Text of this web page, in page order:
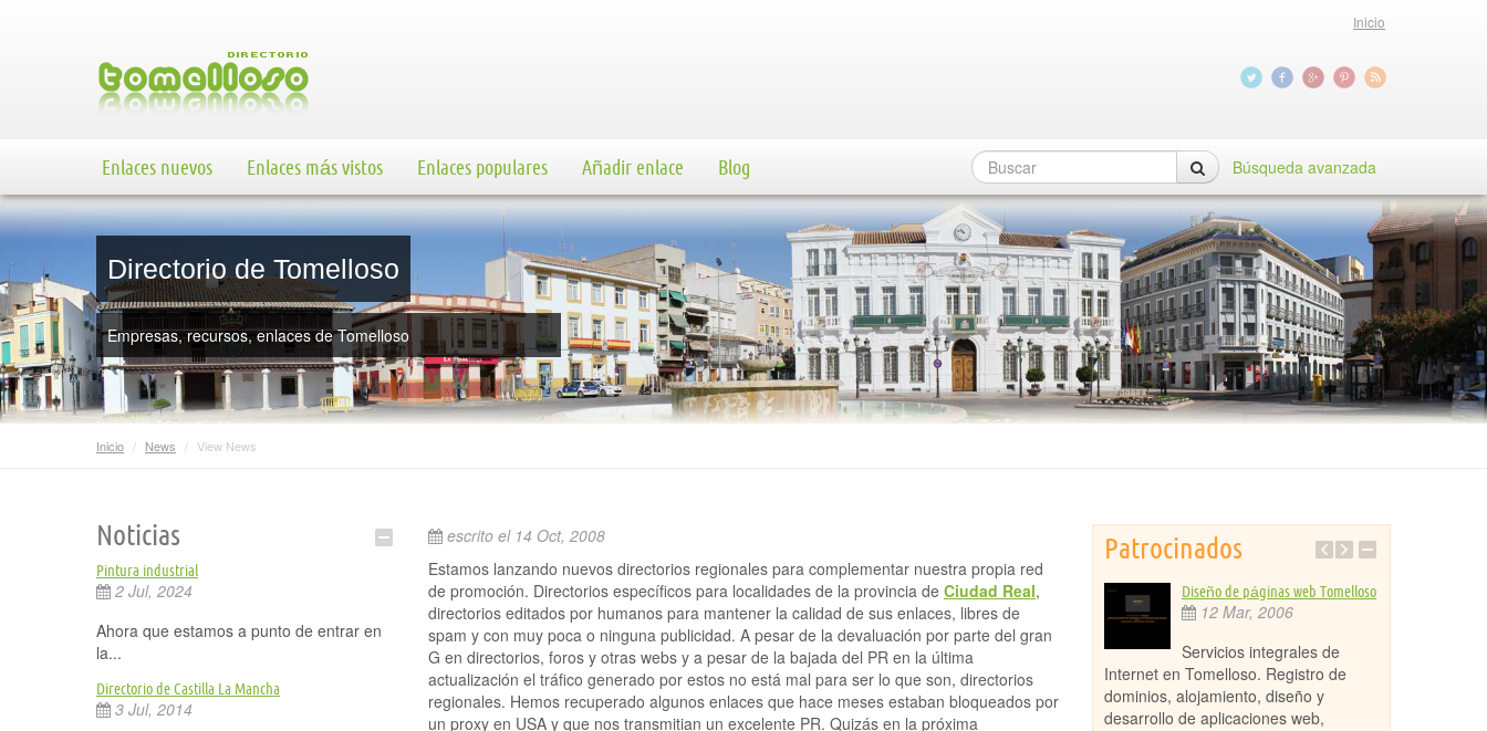
Inicio
Enlaces nuevos Enlaces más vistos Enlaces populares Añadir enlace Blog Búsqueda avanzada
Directorio de Tomelloso
Empresas, recursos, enlaces de Tomelloso
Inicio / News / View News
Noticias
Pintura industrial
2 Jul, 2024
Ahora que estamos a punto de entrar en
la...
Directorio de Castilla La Mancha
3 Jul, 2014
escrito el 14 Oct, 2008
Estamos lanzando nuevos directorios regionales para complementar nuestra propia red
de promoción. Directorios específicos para localidades de la provincia de Ciudad Real,
directorios editados por humanos para mantener la calidad de sus enlaces, libres de
spam y con muy poca o ninguna publicidad. A pesar de la devaluación por parte del gran
G en directorios, foros y otras webs y a pesar de la bajada del PR en la última
actualización el tráfico generado por estos no está mal para ser lo que son, directorios
regionales. Hemos recuperado algunos enlaces que hace meses estaban bloqueados por
un proxy en USA y que nos transmitian un excelente PR. Quizás en la próxima
Patrocinados
Portal informativo y turístico
Ruidera
5 Sep, 2007
Toda la información
turística y comercial, servicios y
negocios de Ruidera y el Parque
Diseño de páginas web Tomelloso
12 Mar, 2006
Servicios integrales de
Internet en Tomelloso. Registro de
dominios, alojamiento, diseño y
desarrollo de aplicaciones web,